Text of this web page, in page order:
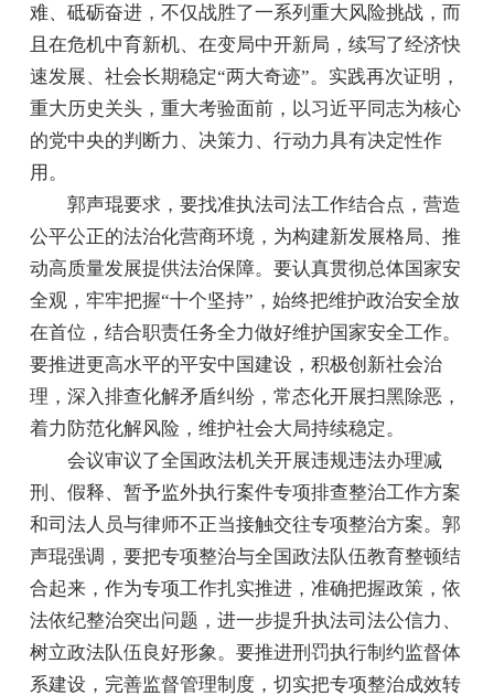
难、砥砺奋进，不仅战胜了一系列重大风险挑战，而
且在危机中育新机、在变局中开新局，续写了经济快
速发展、社会长期稳定“两大奇迹”。实践再次证明，
重大历史关头，重大考验面前，以习近平同志为核心
的党中央的判断力、决策力、行动力具有决定性作
用。
郭声琨要求，要找准执法司法工作结合点，营造
公平公正的法治化营商环境，为构建新发展格局、推
动高质量发展提供法治保障。要认真贯彻总体国家安
全观，牢牢把握“十个坚持”，始终把维护政治安全放
在首位，结合职责任务全力做好维护国家安全工作。
要推进更高水平的平安中国建设，积极创新社会治
理，深入排查化解矛盾纠纷，常态化开展扫黑除恶，
着力防范化解风险，维护社会大局持续稳定。
会议审议了全国政法机关开展违规违法办理减
刑、假释、暂予监外执行案件专项排查整治工作方案
和司法人员与律师不正当接触交往专项整治方案。郭
声琨强调，要把专项整治与全国政法队伍教育整顿结
合起来，作为专项工作扎实推进，准确把握政策，依
法依纪整治突出问题，进一步提升执法司法公信力、
树立政法队伍良好形象。要推进刑罚执行制约监督体
系建设，完善监督管理制度，切实把专项整治成效转